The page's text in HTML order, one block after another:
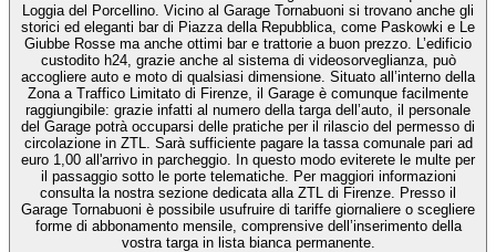
Loggia del Porcellino. Vicino al Garage Tornabuoni si trovano anche gli
storici ed eleganti bar di Piazza della Repubblica, come Paskowki e Le
Giubbe Rosse ma anche ottimi bar e trattorie a buon prezzo. L’edificio
custodito h24, grazie anche al sistema di videosorveglianza, può
accogliere auto e moto di qualsiasi dimensione. Situato all’interno della
Zona a Traffico Limitato di Firenze, il Garage è comunque facilmente
raggiungibile: grazie infatti al numero della targa dell’auto, il personale
del Garage potrà occuparsi delle pratiche per il rilascio del permesso di
circolazione in ZTL. Sarà sufficiente pagare la tassa comunale pari ad
euro 1,00 all'arrivo in parcheggio. In questo modo eviterete le multe per
il passaggio sotto le porte telematiche. Per maggiori informazioni
consulta la nostra sezione dedicata alla ZTL di Firenze. Presso il
Garage Tornabuoni è possibile usufruire di tariffe giornaliere o scegliere
forme di abbonamento mensile, comprensive dell’inserimento della
vostra targa in lista bianca permanente.